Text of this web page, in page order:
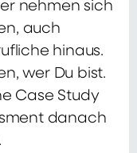
nehmen sich
auch
hinaus.
wer Du bist.
Case Study
danach